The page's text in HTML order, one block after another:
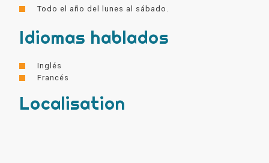
Todo el año del lunes al sábado.
Idiomas hablados
Inglés
Francés
Localisation